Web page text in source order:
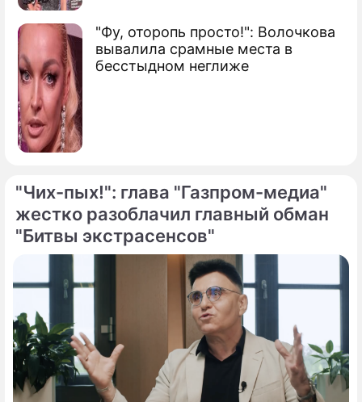
"Фу, оторопь просто!": Волочкова
вывалила срамные места в
бесстыдном неглиже
"Чих-пых!": глава "Газпром-медиа"
жестко разоблачил главный обман
"Битвы экстрасенсов"